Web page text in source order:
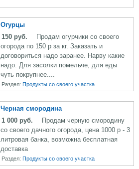
Огурцы
150 руб.
Продам огурчики со своего
огорода по 150 р за кг. Заказать и
договориться надо заранее. Нарву какие
надо. Для засолки помельче, для еды
чуть покрупнее....
Раздел: Продукты со своего участка
Черная смородина
1 000 руб.
Продам черную смородину
со своего дачного огорода, цена 1000 р - 3
литровая банка, возможна бесплатная
доставка
Раздел: Продукты со своего участка